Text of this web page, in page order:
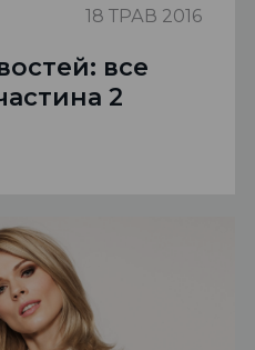
18 ТРАВ 2016
все
2